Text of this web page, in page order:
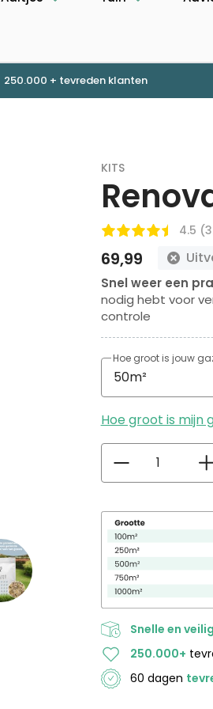
250.000 + tevreden klanten
KITS
4.5
69,99
Snel weer een
nodig hebt voor
controle
Hoe groot is jouw
Hoe groot is mijn
Snelle en
250.000+
60 dagen